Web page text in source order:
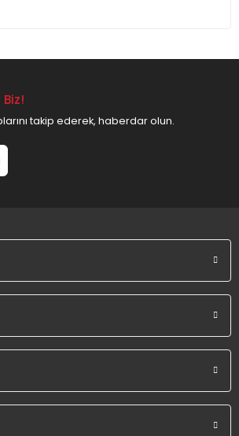
takip ederek, haberdar olun.